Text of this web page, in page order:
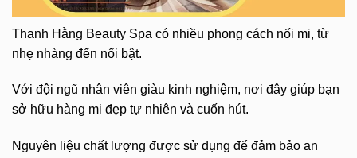
Thanh Hằng Beauty Spa có nhiều phong cách nối mi, từ
nhẹ nhàng đến nổi bật.
Với đội ngũ nhân viên giàu kinh nghiệm, nơi đây giúp bạn
sở hữu hàng mi đẹp tự nhiên và cuốn hút.
Nguyên liệu chất lượng được sử dụng để đảm bảo an